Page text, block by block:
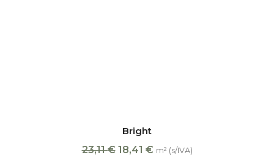
Bright
23,11€ 18,41 € m² (s/IVA)